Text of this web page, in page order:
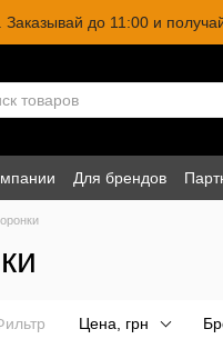
Заказывай до 11:00 и
Для брендов
Цена, грн